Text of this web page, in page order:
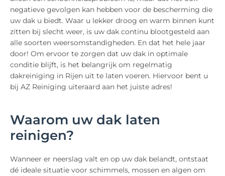
negatieve gevolgen kan hebben voor de bescherming die
uw dak u biedt. Waar u lekker droog en warm binnen kunt
zitten bij slecht weer, is uw dak continu blootgesteld aan
alle soorten weersomstandigheden. En dat het hele jaar
door! Om ervoor te zorgen dat uw dak in optimale
conditie blijft, is het belangrijk om regelmatig
dakreiniging in Rijen uit te laten voeren. Hiervoor bent u
bij AZ Reiniging uiteraard aan het juiste adres!
Waarom uw dak laten
reinigen?
Wanneer er neerslag valt en op uw dak belandt, ontstaat
dé ideale situatie voor schimmels, mossen en algen om